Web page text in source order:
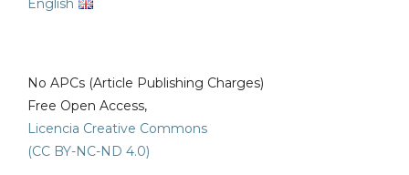
English
No APCs (Article Publishing Charges)
Free Open Access,
Licencia Creative Commons
(CC BY-NC-ND 4.0)